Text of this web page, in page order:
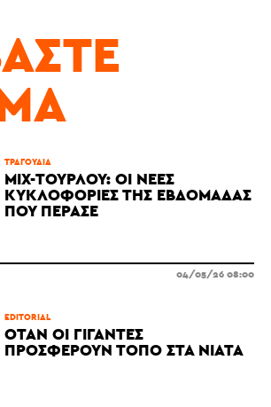
ΤΡΑΓΟΎΔΙΑ
MIX-ΤΟΥΡΛΟΎ: ΟΙ ΝΈΕΣ
ΚΥΚΛΟΦΟΡΊΕΣ ΤΗΣ ΕΒΔΟΜΆΔΑΣ
ΠΟΥ ΠΈΡΑΣΕ
04/05/26 08:00
EDITORIAL
ΌΤΑΝ ΟΙ ΓΊΓΑΝΤΕΣ
ΠΡΟΣΦΈΡΟΥΝ ΤΌΠΟ ΣΤΑ ΝΙΆΤΑ